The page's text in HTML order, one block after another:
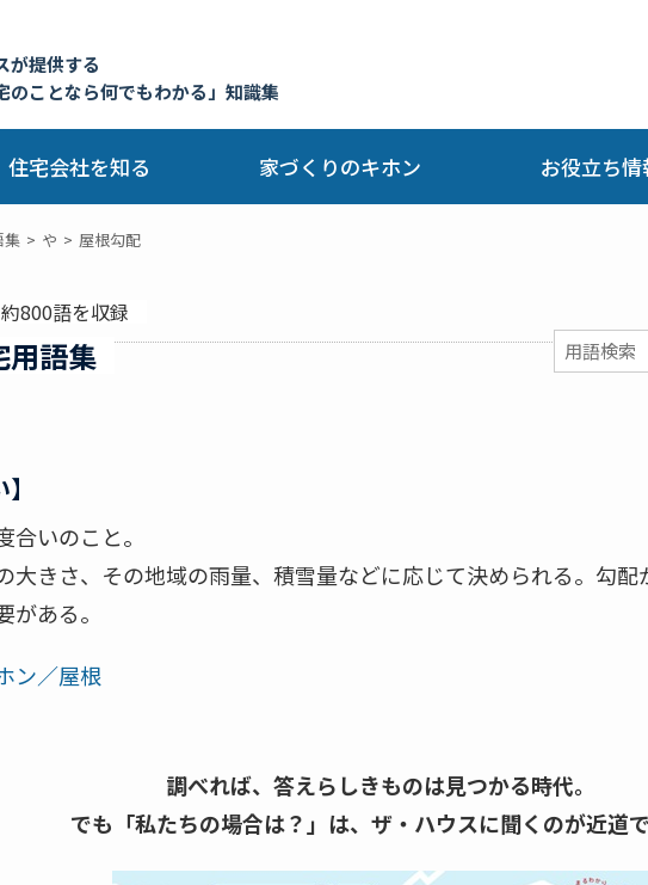
が提供する
のことなら何でもわかる」知識集
住宅会社を知る 家づくりのキホン お役立ち情
集 や 屋根勾配
800語を収録
用語集
合いのこと。
大きさ、その地域の雨量、積雪量などに応じて決められる。勾
がある。
ン／屋根
調べれば、答えらしきものは見つかる時代。
でも「私たちの場合は？」は、 ザ・ハウスに聞くのが近道